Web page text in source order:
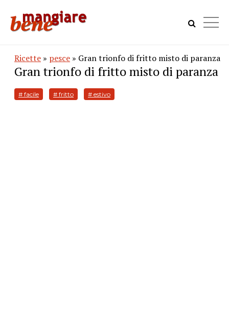
Ricette » pesce » Gran trionfo di fritto misto di paranza
Gran trionfo di fritto misto di paranza
# facile # fritto # estivo